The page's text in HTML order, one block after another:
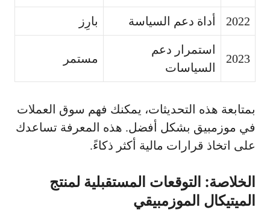
2022 أداة دعم السياسة بارِز
2023
استمرار دعم
السياسات
مستمر
بمتابعة هذه التحديثات، يمكنك فهم سوق العملات
في موزمبيق بشكل أفضل. هذه المعرفة تساعدك
على اتخاذ قرارات مالية أكثر ذكاءً.
الخلاصة: التوقعات المستقبلية لمنتج
الميتيكال الموزمبيقي